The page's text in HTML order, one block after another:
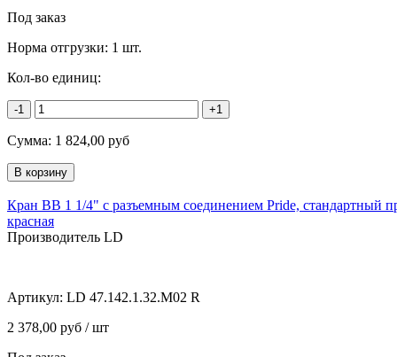
Под заказ
Норма отгрузки: 1 шт.
Кол-во единиц:
-1 +1
Сумма: 1 824,00 руб
Кран ВВ 1 1/4" с разъемным соединением Pride, стандартный
красная
Производитель LD
Артикул: LD 47.142.1.32.M02 R
2 378,00 руб / шт